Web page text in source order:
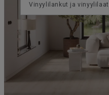
Vinyylilankut ja